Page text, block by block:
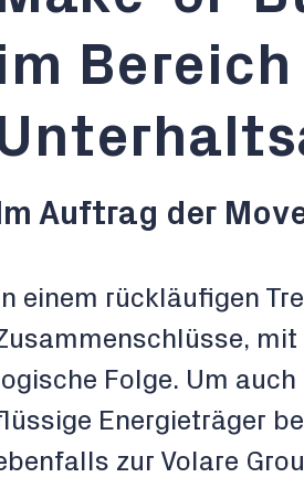
Bereich
Im Auftrag der
In einem rückläufigen
logische Folge. Um
Energieträger
zur Volare